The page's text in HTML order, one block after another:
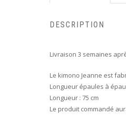
DESCRIPTION
Livraison 3 semaines
Le kimono Jeanne est
Longueur épaules à
Longueur : 75 cm
Le produit commandé